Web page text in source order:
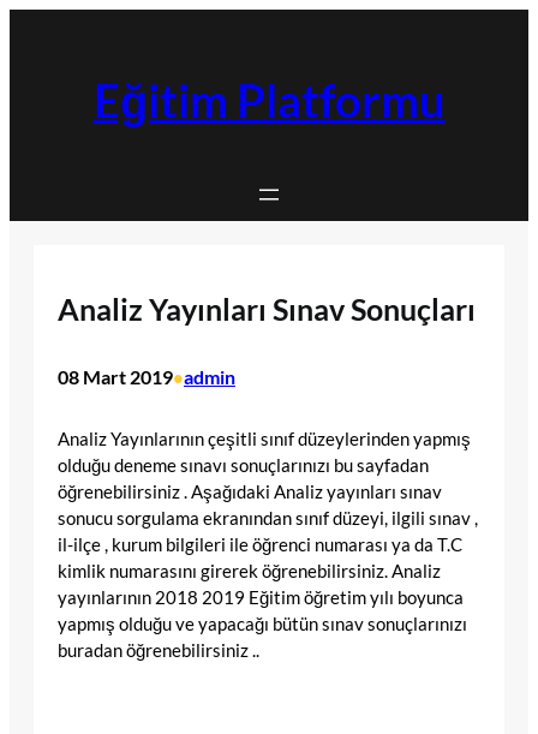
Eğitim Platformu
Analiz Yayınları Sınav Sonuçları
08 Mart 2019•admin
Analiz Yayınlarının çeşitli sınıf düzeylerinden yapmış
olduğu deneme sınavı sonuçlarınızı bu sayfadan
öğrenebilirsiniz . Aşağıdaki Analiz yayınları sınav
sonucu sorgulama ekranından sınıf düzeyi, ilgili sınav ,
il-ilçe , kurum bilgileri ile öğrenci numarası ya da T.C
kimlik numarasını girerek öğrenebilirsiniz. Analiz
yayınlarının 2018 2019 Eğitim öğretim yılı boyunca
yapmış olduğu ve yapacağı bütün sınav sonuçlarınızı
buradan öğrenebilirsiniz ..